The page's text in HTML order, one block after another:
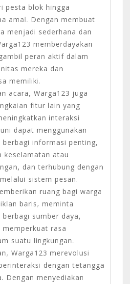
pesta blok hingga
amal. Dengan membuat
menjadi sederhana dan
memberdayakan
peran aktif dalam
mereka dan
memiliki.
acara, Warga123 juga
fitur lain yang
interaksi
dapat menggunakan
informasi penting,
keselamatan atau
dan terhubung dengan
sistem pesan.
ruang bagi warga
baris, meminta
sumber daya,
memperkuat rasa
suatu lingkungan.
Warga123 merevolusi
dengan tetangga
Dengan menyediakan